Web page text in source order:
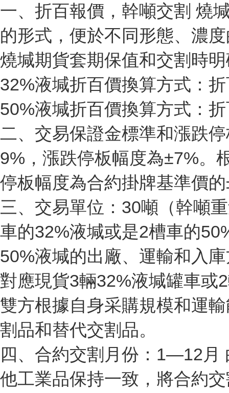
一、折百報價，幹噸交割 燒
的形式，便於不同形態、濃
燒堿期貨套期保值和交割
32%液堿折百價換算方式
50%液堿折百價換算方式：
二、交易保證金標準和漲跌
9%，漲跌停板幅度為±7%。
停板幅度為合約掛牌基準價
三、交易單位：30噸（幹噸
車的32%液堿或是2槽車的
50%液堿的出廠、運輸和入
對應現貨3輛32%液堿罐車或
雙方根據自身采購規模和運
割品和替代交割品。
四、合約交割月份：1—12月
他工業品保持一致，將合約